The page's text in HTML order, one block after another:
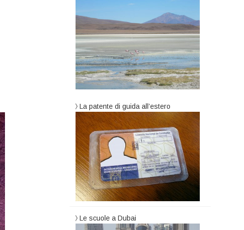
La patente di guida all’estero
Le scuole a Dubai